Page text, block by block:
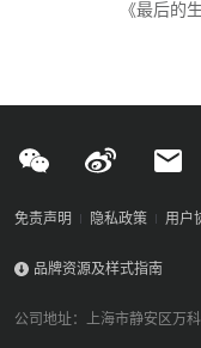
《最后的生
免责声明 隐私政策 用户
品牌资源及样式指南
公司地址：上海市静安区万